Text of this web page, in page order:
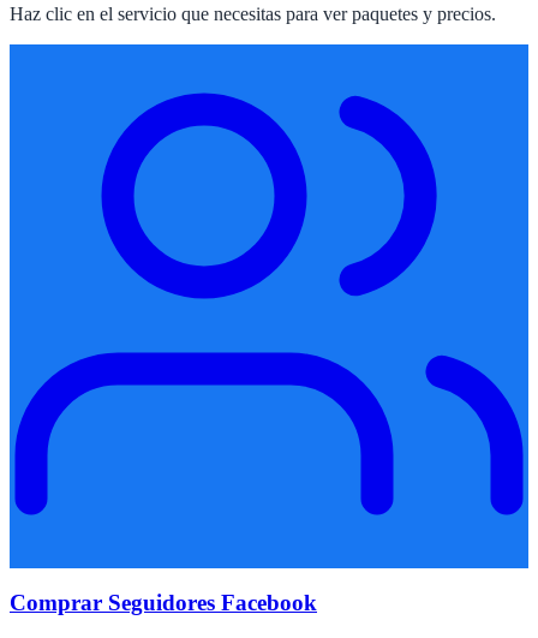
Haz clic en el servicio que necesitas para ver paquetes y precios.
Comprar Seguidores Facebook